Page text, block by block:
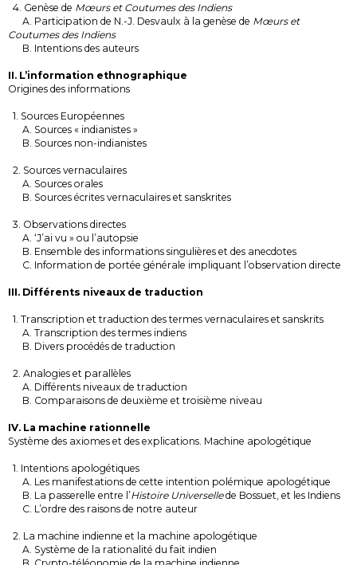
4. Genèse de Mœurs et Coutumes des Indiens
A. Participation de N.-J. Desvaulx à la genèse de Mœurs et
Coutumes des Indiens
B. Intentions des auteurs
II. L’information ethnographique
Origines des informations
1. Sources Européennes
A. Sources « indianistes »
B. Sources non-indianistes
2. Sources vernaculaires
A. Sources orales
B. Sources écrites vernaculaires et sanskrites
3. Observations directes
A. ‘J’ai vu » ou l’autopsie
B. Ensemble des informations singulières et des anecdotes
C. Information de portée générale impliquant l’observation directe
III. Différents niveaux de traduction
1. Transcription et traduction des termes vernaculaires et sanskrits
A. Transcription des termes indiens
B. Divers procédés de traduction
2. Analogies et parallèles
A. Différents niveaux de traduction
B. Comparaisons de deuxième et troisième niveau
IV. La machine rationnelle
Système des axiomes et des explications. Machine apologétique
1. Intentions apologétiques
A. Les manifestations de cette intention polémique apologétique
B. La passerelle entre l’Histoire Universellede Bossuet, et les Indiens
C. L’ordre des raisons de notre auteur
2. La machine indienne et la machine apologétique
A. Système de la rationalité du fait indien
B. Crypto-téléonomie de la machine indienne